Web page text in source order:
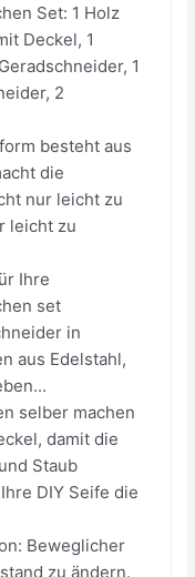
Set: 1 Holz
Deckel, 1
1
2
besteht aus
die
nur leicht zu
leicht zu
Ihre
set
in
aus Edelstahl,
selber machen
damit die
Staub
DIY Seife die
Beweglicher
zu ändern.